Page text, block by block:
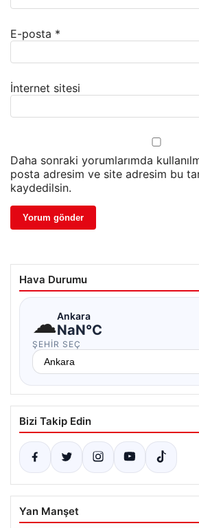
E-posta *
İnternet sitesi
Daha sonraki yorumlarımda
posta adresim ve site adresim bu
kaydedilsin.
Hava Durumu
☁Ankara
NaN°C
ŞEHIR SEÇ
Bizi Takip Edin
Yan Manşet